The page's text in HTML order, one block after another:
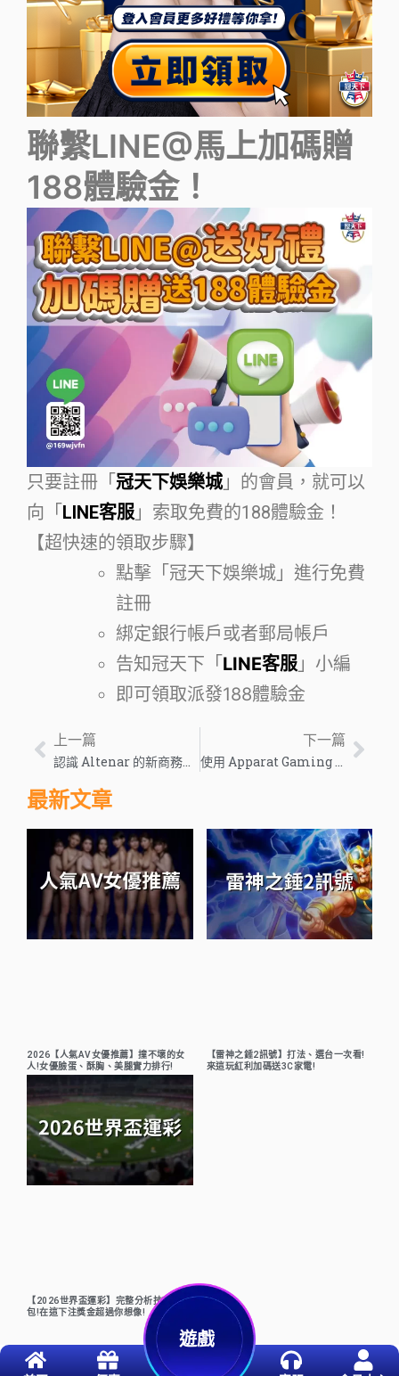
聯繫LINE@馬上加碼贈
188體驗金！
只要註冊「 冠天下娛樂城」的會員，就可以
向「 LINE客服」索取免費的188體驗金！
【超快速的領取步驟】
點擊「冠天下娛樂城」進行免費
註冊
綁定銀行帳戶或者郵局帳戶
告知冠天下「 LINE客服」小編
即可領取派發188體驗金
上一篇
認識 Altenar 的新商務總監 – Charlie Williams – 歐洲遊戲行業新聞
下一篇
使用 Apparat Gaming 的 7 種超新星水果進入宇宙混亂 – 歐洲遊戲行業新聞
最新文章
2026【人氣AV女優推薦】撞不壞的女
人!女優臉蛋、酥胸、美腿實力排行!
【雷神之錘2訊號】打法、選台一次看!
來這玩紅利加碼送3C家電!
【2026世界盃運彩】完整分析技巧懶人
包!在這下注獎金超過你想像!
遊戲